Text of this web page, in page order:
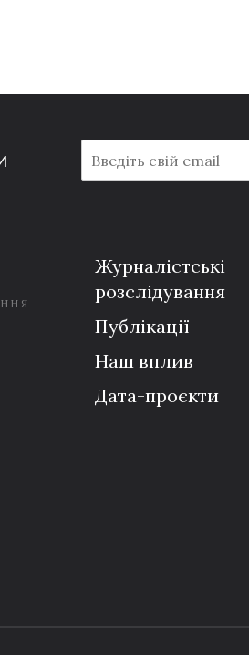
m
a
Журналістські
розслідування
Публікації
Наш вплив
Дата-проєкти